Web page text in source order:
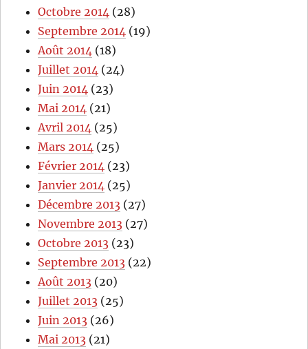
Octobre 2014 (28)
Septembre 2014 (19)
Août 2014 (18)
Juillet 2014 (24)
Juin 2014 (23)
Mai 2014 (21)
Avril 2014 (25)
Mars 2014 (25)
Février 2014 (23)
Janvier 2014 (25)
Décembre 2013 (27)
Novembre 2013 (27)
Octobre 2013 (23)
Septembre 2013 (22)
Août 2013 (20)
Juillet 2013 (25)
Juin 2013 (26)
Mai 2013 (21)